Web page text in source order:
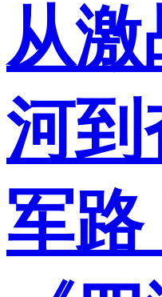
从
河到
军路